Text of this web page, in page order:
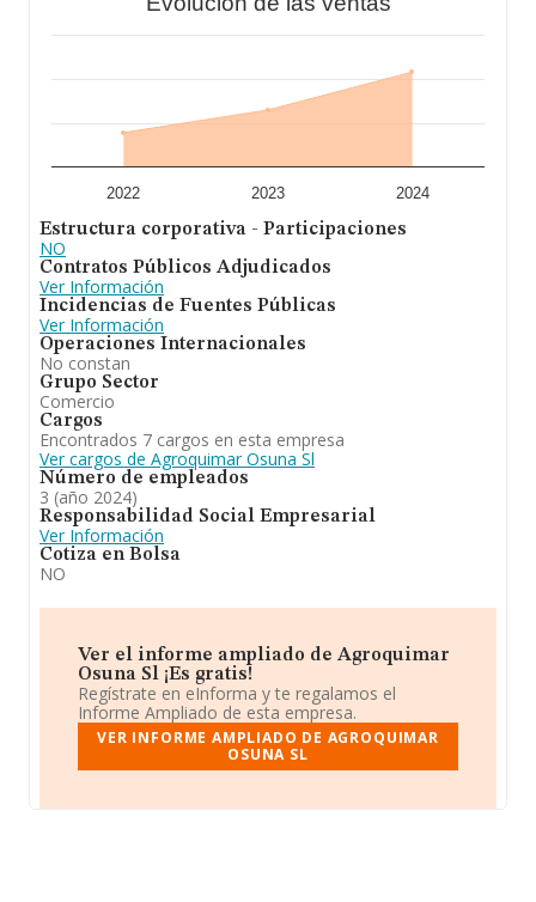
de datos de INFORMA aparecen 270 empresas, con
de ampliar la información relativa a las compañías, los
empleados de media son 3; la antigüedad desde la
constitución es de 16 años.
especializada en comercio al por mayor de productos
químicos de todo tipo. Se ha posicionado mejor en el
territorio) frente al 2023.
2022 2023 2024
Estructura corporativa - Participaciones
NO
Contratos Públicos Adjudicados
Ver Información
Incidencias de Fuentes Públicas
Ver Información
Operaciones Internacionales
No constan
Grupo Sector
Comercio
Cargos
Encontrados 7 cargos en esta empresa
Ver cargos de Agroquimar Osuna Sl
Número de empleados
3 (año 2024)
Responsabilidad Social Empresarial
Ver Información
Cotiza en Bolsa
NO
Ver el informe ampliado de Agroquimar
Osuna Sl ¡Es gratis!
Regístrate en eInforma y te regalamos el
Informe Ampliado de esta empresa.
VER INFORME AMPLIADO DE AGROQUIMAR
OSUNA SL